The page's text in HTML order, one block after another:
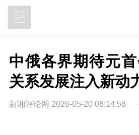
中俄各界期待元
关系发展注入新动
新湘评论网 2026-05-20 08:14:58